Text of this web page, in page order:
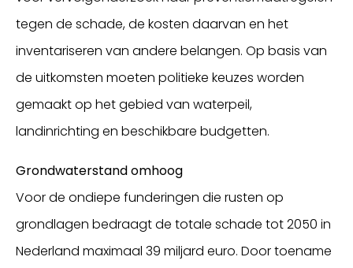
tegen de schade, de kosten daarvan en het
inventariseren van andere belangen. Op basis van
de uitkomsten moeten politieke keuzes worden
gemaakt op het gebied van waterpeil,
landinrichting en beschikbare budgetten.
Grondwaterstand omhoog
Voor de ondiepe funderingen die rusten op
grondlagen bedraagt de totale schade tot 2050 in
Nederland maximaal 39 miljard euro. Door toename